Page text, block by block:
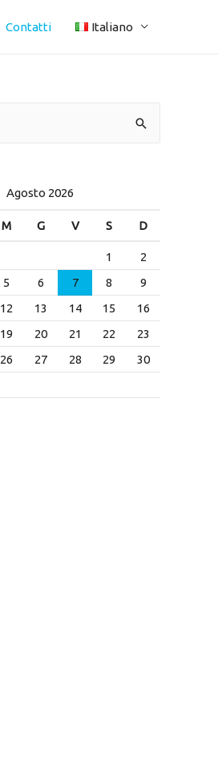
Contatti Italiano
Agosto 2026
M G V S D
1
2
5 6 7 8
9
12 13 14 15
16
19 20 21 22
23
26 27 28 29
30